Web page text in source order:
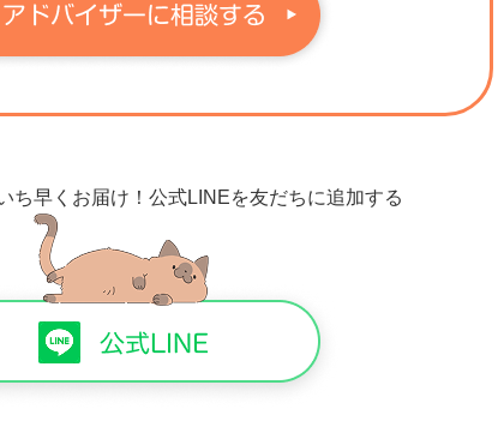
ち早くお届け！ 公式LINEを友だちに追加する